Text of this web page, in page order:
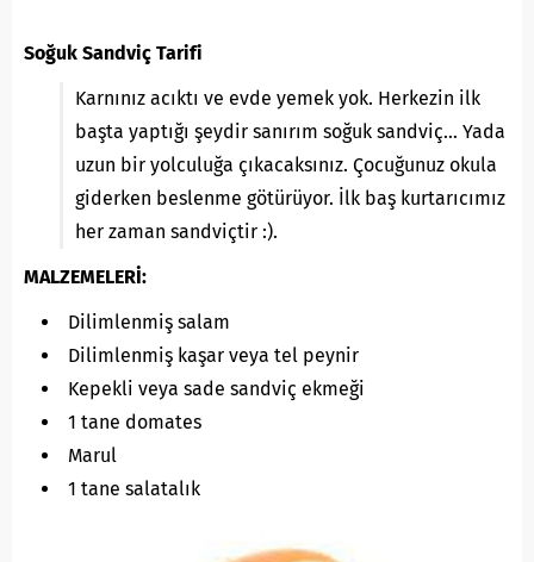
Soğuk Sandviç Tarifi
Karnınız acıktı ve evde yemek yok. Herkezin ilk
başta yaptığı şeydir sanırım soğuk sandviç… Yada
uzun bir yolculuğa çıkacaksınız. Çocuğunuz okula
giderken beslenme götürüyor. İlk baş kurtarıcımız
her zaman sandviçtir :).
MALZEMELERİ:
Dilimlenmiş salam
Dilimlenmiş kaşar veya tel peynir
Kepekli veya sade sandviç ekmeği
1 tane domates
Marul
1 tane salatalık